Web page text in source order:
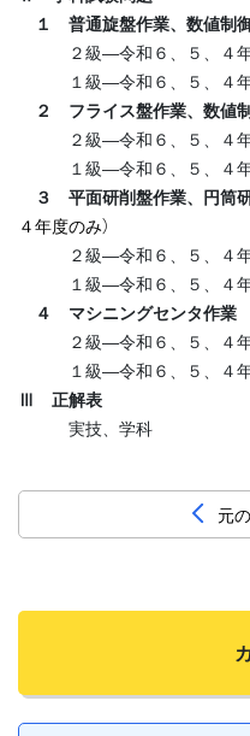
１ 普通旋盤作業、数値制
２級―令和６、５、４
１級―令和６、５、４
２ フライス盤作業、数値
２級―令和６、５、４
１級―令和６、５、４
３ 平面研削盤作業、円筒研
４年度のみ）
２級―令和６、５、４
１級―令和６、５、４
４ マシニングセンタ作業
２級―令和６、５、４
１級―令和６、５、４
Ⅲ 正解表
実技、学科
元